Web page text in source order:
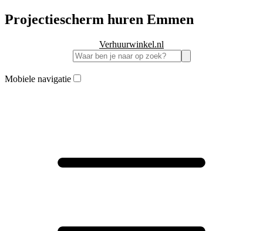
Projectiescherm huren Emmen
Verhuurwinkel.nl
Mobiele navigatie